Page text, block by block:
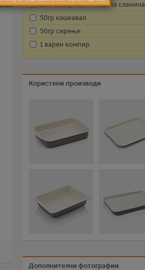
200-250гр ленти чадена сланина
50гр кашкавал
50гр сирење
1 варен компир
Користени производи
Дополнителни фотографии